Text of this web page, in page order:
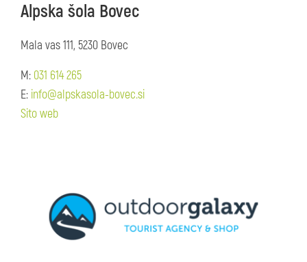
Alpska šola Bovec
Mala vas 111, 5230 Bovec
M: 031 614 265
E: info@alpskasola-bovec.si
Sito web